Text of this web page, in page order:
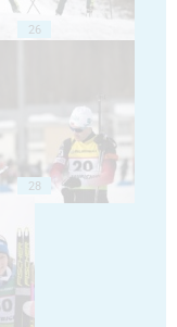
26
28